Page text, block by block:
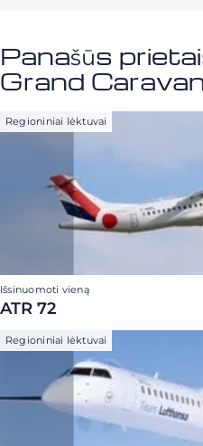
Panašūs
Grand
Regioniniai lėktuvai
Išsinuomoti vieną
ATR 72
Regioniniai lėktuvai